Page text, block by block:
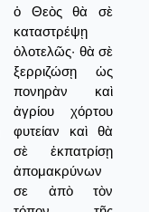
ὁ Θεὸς θὰ σὲ
καταστρέψῃ
ὁλοτελῶς· θὰ σὲ
ξερριζώσῃ ὡς
πονηρὰν καὶ
ἀγρίου χόρτου
φυτείαν καὶ θὰ
σὲ ἐκπατρίσῃ
ἀπομακρύνων
σε ἀπὸ τὸν